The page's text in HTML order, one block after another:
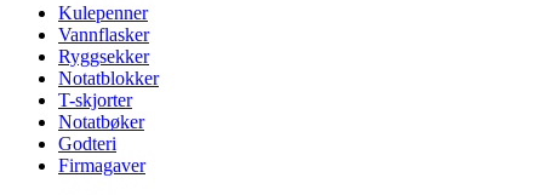
Kulepenner
Vannflasker
Ryggsekker
Notatblokker
T-skjorter
Notatbøker
Godteri
Firmagaver